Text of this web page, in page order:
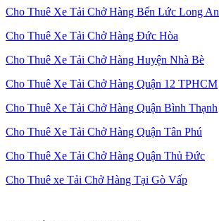
Cho Thuê Xe Tải Chở Hàng Bến Lức Long An
Cho Thuê Xe Tải Chở Hàng Đức Hòa
Cho Thuê Xe Tải Chở Hàng Huyện Nhà Bè
Cho Thuê Xe Tải Chở Hàng Quận 12 TPHCM
Cho Thuê Xe Tải Chở Hàng Quận Bình Thạnh
Cho Thuê Xe Tải Chở Hàng Quận Tân Phú
Cho Thuê Xe Tải Chở Hàng Quận Thủ Đức
Cho Thuê xe Tải Chở Hàng Tại Gò Vấp